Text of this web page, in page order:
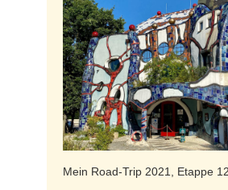
Mein Road-Trip 2021, Etappe